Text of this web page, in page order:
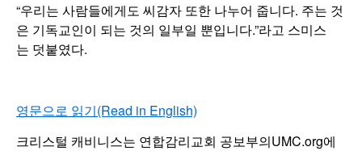
“우리는 사람들에게도 씨감자 또한 나누어 줍니다. 주는 것
은 기독교인이 되는 것의 일부일 뿐입니다.”라고 스미스
는 덧붙였다.
영문으로 읽기(Read in English)
크리스털 캐비니스는 연합감리교회 공보부의UMC.org에